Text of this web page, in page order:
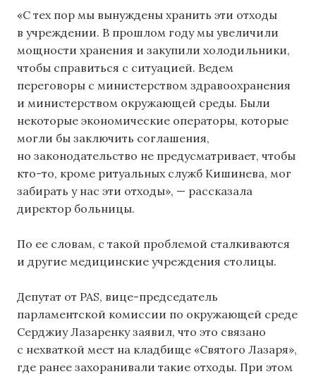
«С тех пор мы вынуждены хранить эти отходы
в учреждении. В прошлом году мы увеличили
мощности хранения и закупили холодильники,
чтобы справиться с ситуацией. Ведем
переговоры с министерством здравоохранения
и министерством окружающей среды. Были
некоторые экономические операторы, которые
могли бы заключить соглашения,
но законодательство не предусматривает, чтобы
кто-то, кроме ритуальных служб Кишинева, мог
забирать у нас эти отходы», — рассказала
директор больницы.
По ее словам, с такой проблемой сталкиваются
и другие медицинские учреждения столицы.
Депутат от PAS, вице-председатель
парламентской комиссии по окружающей среде
Серджиу Лазаренку заявил, что это связано
с нехваткой мест на кладбище «Святого Лазаря»,
где ранее захоранивали такие отходы. При этом